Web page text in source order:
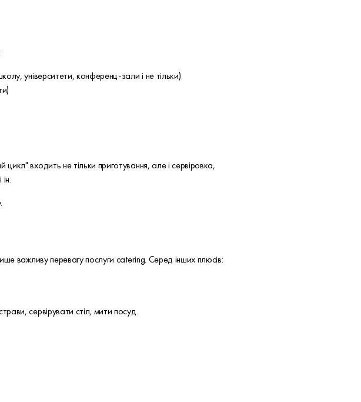
університети, конференц-зали і не тільки)
входить не тільки приготування, але і сервіровка,
важливу перевагу послуги catering. Серед інших плюсів:
сервірувати стіл, мити посуд.